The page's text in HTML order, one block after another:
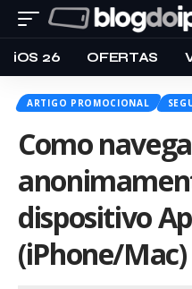
iOS 26 OFERTAS
ARTIGO PROMOCIONAL
Como
dispositivo
(iPhone/Mac)